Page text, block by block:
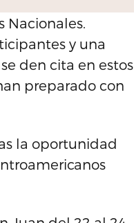
Nacionales.
y una
den cita en estos
preparado con
la oportunidad